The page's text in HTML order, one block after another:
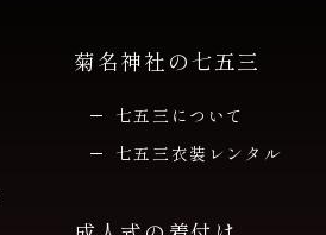
菊名神社の七五三
七五三について
七五三衣装レンタル